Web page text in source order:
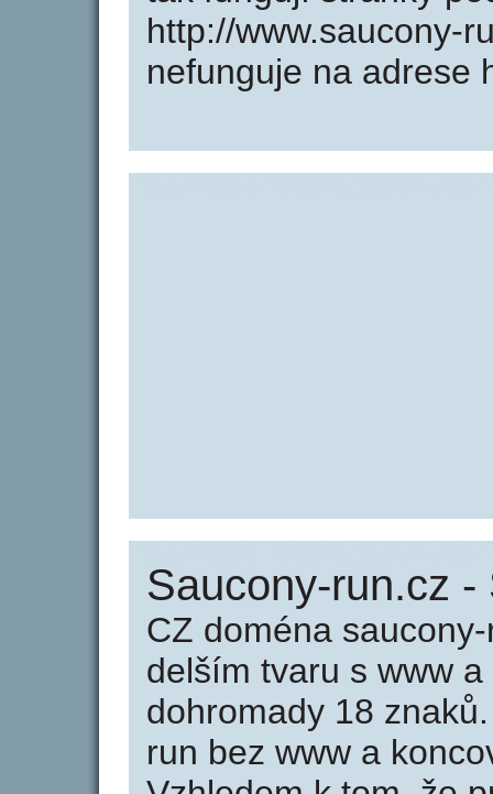
http://www.saucony-
nefunguje na adrese
Saucony-run.cz -
CZ doména
delším tvaru s www
dohromady 18
run bez www a